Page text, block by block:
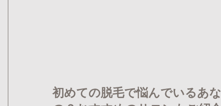
初めての脱毛で悩んでいるあ